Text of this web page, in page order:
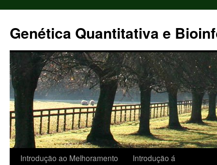
o
conteúdo
Genética Quantitativa e
Introdução ao Melhoramento
Introdução á